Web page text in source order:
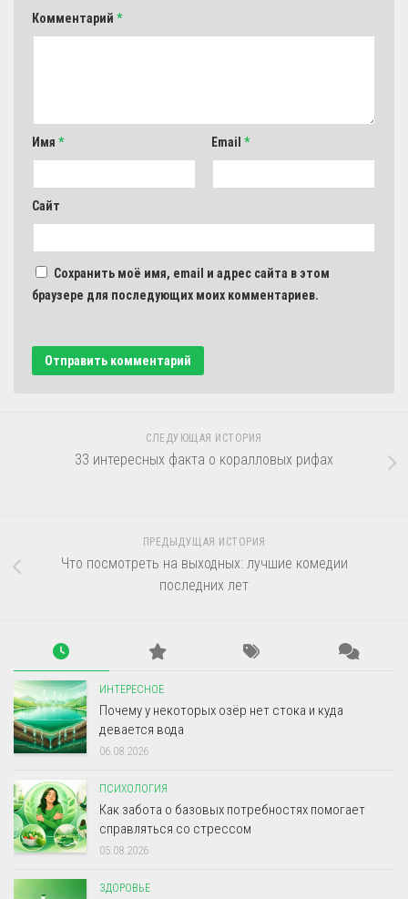
Комментарий *
Имя * Email *
Сайт
Сохранить моё имя, email и адрес сайта в этом
браузере для последующих моих комментариев.
СЛЕДУЮЩАЯ ИСТОРИЯ
33 интересных факта о коралловых рифах
ПРЕДЫДУЩАЯ ИСТОРИЯ
Что посмотреть на выходных: лучшие комедии
последних лет
ИНТЕРЕСНОЕ
Почему у некоторых озёр нет стока и куда
девается вода
06.08.2026
ПСИХОЛОГИЯ
Как забота о базовых потребностях помогает
справляться со стрессом
05.08.2026
ЗДОРОВЬЕ